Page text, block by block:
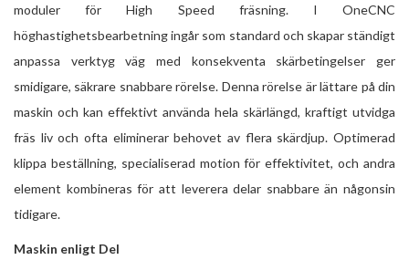
moduler för High Speed ​​fräsning. I OneCNC
höghastighetsbearbetning ingår som standard och skapar ständigt
anpassa verktyg väg med konsekventa skärbetingelser ger
smidigare, säkrare snabbare rörelse. Denna rörelse är lättare på din
maskin och kan effektivt använda hela skärlängd, kraftigt utvidga
fräs liv och ofta eliminerar behovet av flera skärdjup. Optimerad
klippa beställning, specialiserad motion för effektivitet, och andra
element kombineras för att leverera delar snabbare än någonsin
tidigare.
Maskin enligt Del